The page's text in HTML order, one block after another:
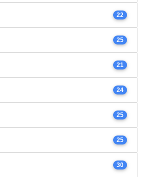
22
25
21
24
25
25
30